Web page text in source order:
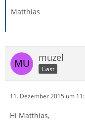
Matthias
muzel
Gast
11. Dezember 2015 um
Hi Matthias,